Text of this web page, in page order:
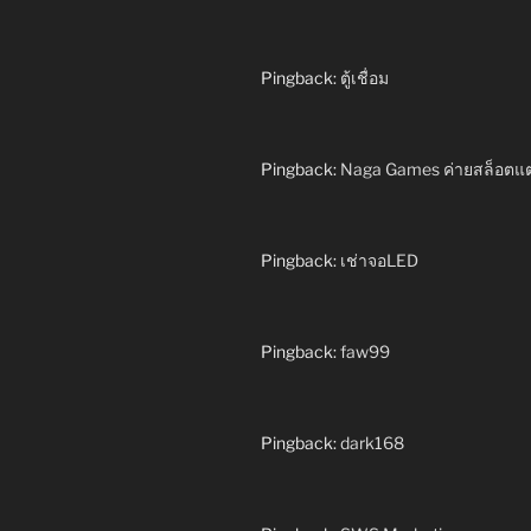
Pingback: ตู้เชื่อม
Pingback: Naga Games ค่ายสล็อตแ
Pingback: เช่าจอLED
Pingback:faw99
Pingback:dark168